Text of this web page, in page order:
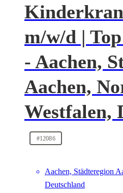
m/w/d |
- Aachen,
Aachen,
Westfalen,
#12086
Aachen, Städteregion
Deutschland